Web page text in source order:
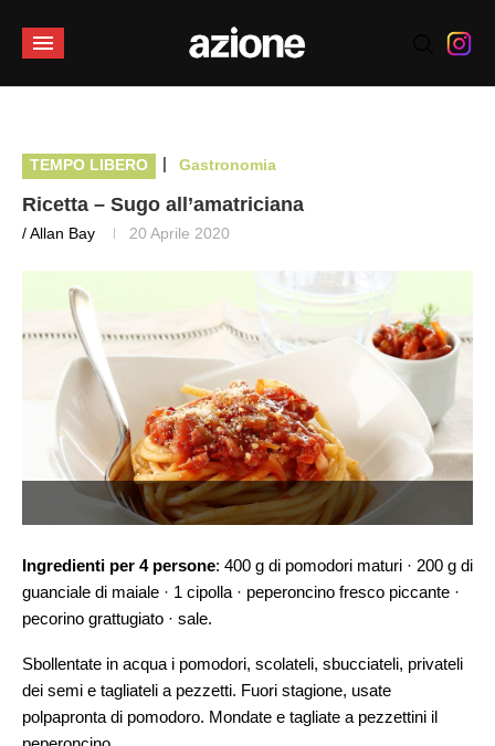
TEMPO LIBERO | Gastronomia
Ricetta – Sugo all’amatriciana
/ Allan Bay 20 Aprile 2020
Ingredienti per 4 persone: 400 g di pomodori maturi · 200 g di
guanciale di maiale · 1 cipolla · peperoncino fresco piccante ·
pecorino grattugiato · sale.
Sbollentate in acqua i pomodori, scolateli, sbucciateli, privateli
dei semi e tagliateli a pezzetti. Fuori stagione, usate
polpapronta di pomodoro. Mondate e tagliate a pezzettini il